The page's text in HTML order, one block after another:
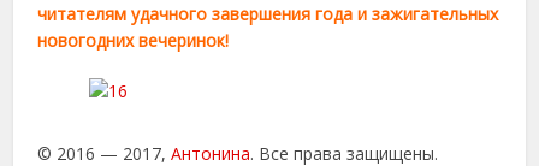
читателям удачного завершения года и зажигательных
новогодних вечеринок!
© 2016 — 2017,Антонина. Все права защищены.